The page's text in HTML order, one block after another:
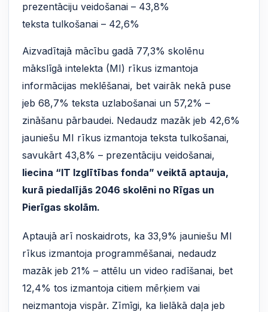
prezentāciju veidošanai – 43,8%
teksta tulkošanai – 42,6%
Aizvadītajā mācību gadā 77,3% skolēnu
mākslīgā intelekta (MI) rīkus izmantoja
informācijas meklēšanai, bet vairāk nekā puse
jeb 68,7% teksta uzlabošanai un 57,2% –
zināšanu pārbaudei. Nedaudz mazāk jeb 42,6%
jauniešu MI rīkus izmantoja teksta tulkošanai,
savukārt 43,8% – prezentāciju veidošanai,
liecina “IT Izglītības fonda” veiktā aptauja,
kurā piedalījās 2046 skolēni no Rīgas un
Pierīgas skolām.
Aptaujā arī noskaidrots, ka 33,9% jauniešu MI
rīkus izmantoja programmēšanai, nedaudz
mazāk jeb 21% – attēlu un video radīšanai, bet
12,4% tos izmantoja citiem mērķiem vai
neizmantoja vispār. Zīmīgi, ka lielākā daļa jeb